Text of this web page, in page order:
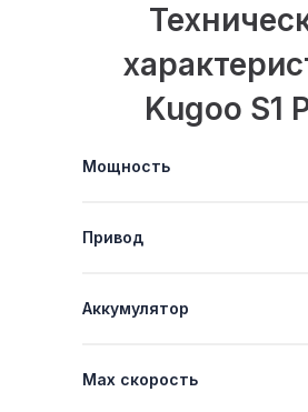
Мощность
Привод
Аккумулятор
Мах скорость
Kugoo S1